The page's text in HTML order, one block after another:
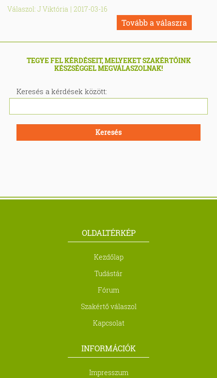
Válaszol: J Viktória | 2017-03-16
Tovább a válaszra
TEGYE FEL KÉRDÉSEIT, MELYEKET SZAKÉRTŐINK
KÉSZSÉGGEL MEGVÁLASZOLNAK!
Keresés a kérdések között:
Keresés
OLDALTÉRKÉP
Kezdőlap
Tudástár
Fórum
Szakértő válaszol
Kapcsolat
INFORMÁCIÓK
Impresszum